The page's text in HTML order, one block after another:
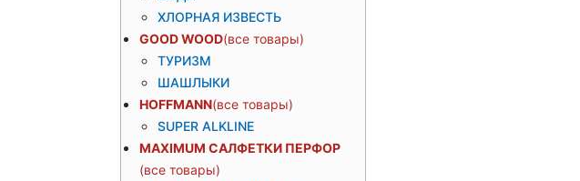
ХЛОРНАЯ ИЗВЕСТЬ
GOOD WOOD
ТУРИЗМ
ШАШЛЫКИ
HOFFMANN
SUPER ALKLINE
MAXIMUM САЛФЕТКИ ПЕРФОР